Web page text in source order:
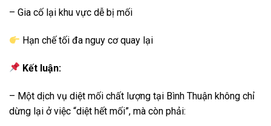
– Gia cố lại khu vực dễ bị mối
Hạn chế tối đa nguy cơ quay lại
Kết luận:
– Một dịch vụ diệt mối chất lượng tại Bình Thuận không chỉ
dừng lại ở việc “diệt hết mối”, mà còn phải: